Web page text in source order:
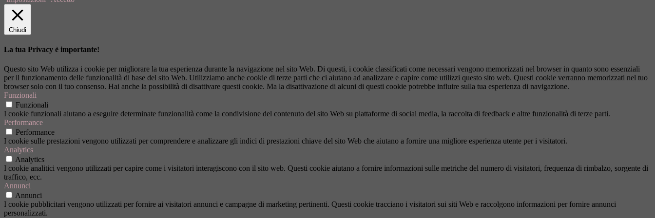
Chiudi
La tua Privacy è importante!
Questo sito Web utilizza i cookie per migliorare la tua esperienza durante la navigazione nel sito Web. Di questi, i cookie classificati come necessari vengono memorizzati nel browser in quanto sono essenziali
per il funzionamento delle funzionalità di base del sito Web. Utilizziamo anche cookie di terze parti che ci aiutano ad analizzare e capire come utilizzi questo sito web. Questi cookie verranno memorizzati nel tuo
browser solo con il tuo consenso. Hai anche la possibilità di disattivare questi cookie. Ma la disattivazione di alcuni di questi cookie potrebbe influire sulla tua esperienza di navigazione.
Funzionali
Funzionali
I cookie funzionali aiutano a eseguire determinate funzionalità come la condivisione del contenuto del sito Web su piattaforme di social media, la raccolta di feedback e altre funzionalità di terze parti.
Performance
Performance
I cookie sulle prestazioni vengono utilizzati per comprendere e analizzare gli indici di prestazioni chiave del sito Web che aiutano a fornire una migliore esperienza utente per i visitatori.
Analytics
Analytics
I cookie analitici vengono utilizzati per capire come i visitatori interagiscono con il sito web. Questi cookie aiutano a fornire informazioni sulle metriche del numero di visitatori, frequenza di rimbalzo, sorgente di
traffico, ecc.
Annunci
Annunci
I cookie pubblicitari vengono utilizzati per fornire ai visitatori annunci e campagne di marketing pertinenti. Questi cookie tracciano i visitatori sui siti Web e raccolgono informazioni per fornire annunci
personalizzati.